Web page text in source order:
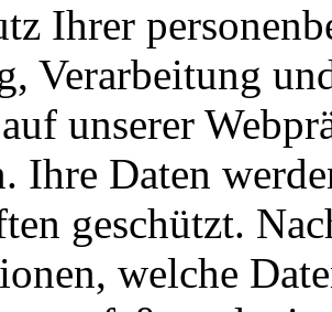
Ihrer
Verarbeitung
unserer
Ihre Daten
geschützt.
welche